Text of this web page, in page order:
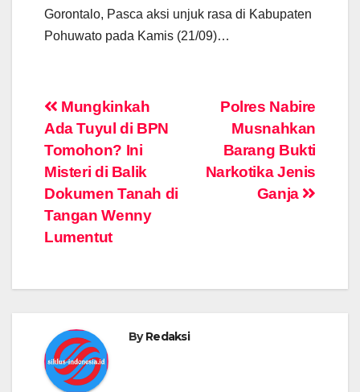
Gorontalo, Pasca aksi unjuk rasa di Kabupaten
Pohuwato pada Kamis (21/09)…
Post
navigation
Polres Nabire
Musnahkan
Barang Bukti
Narkotika Jenis
Ganja
Mungkinkah
Ada Tuyul di BPN
Tomohon? Ini
Misteri di Balik
Dokumen Tanah di
Tangan Wenny
Lumentut
ByRedaksi